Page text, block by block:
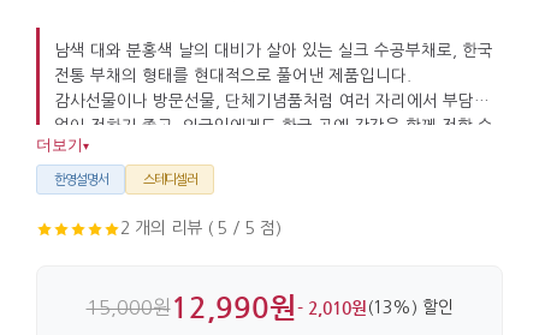
남색 대와 분홍색 날의 대비가 살아 있는 실크 수공부채로, 한국
전통 부채의 형태를 현대적으로 풀어낸 제품입니다.
감사선물이나 방문선물, 단체기념품처럼 여러 자리에서 부담
없이 전하기 좋고, 외국인에게도 한국 공예 감각을 함께 전할 수
있습니다. 대나무 살과 실크를 사용해 가볍고, 일부 살의 타공
장식까지 디테일이 살아 있습니다.
더보기 ▾
한영설명서 스테디셀러
2 개의 리뷰 ( 5 / 5 점)
15,000원12,990원- 2,010원 (13%) 할인